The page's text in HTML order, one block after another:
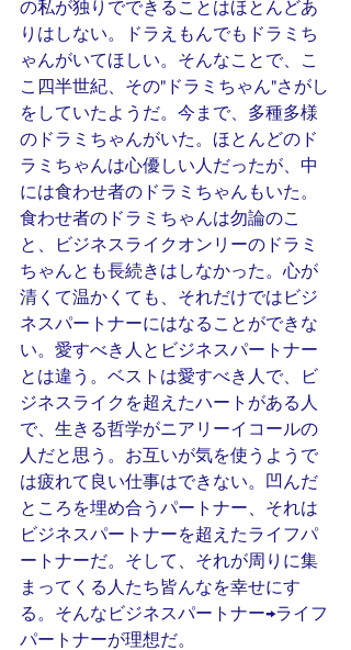
の私が独りでできることはほとんどあ
りはしない。ドラえもんでもドラミち
ゃんがいてほしい。そんなことで、こ
こ四半世紀、その"ドラミちゃん"さがし
をしていたようだ。今まで、多種多様
のドラミちゃんがいた。ほとんどのド
ラミちゃんは心優しい人だったが、中
には食わせ者のドラミちゃんもいた。
食わせ者のドラミちゃんは勿論のこ
と、ビジネスライクオンリーのドラミ
ちゃんとも長続きはしなかった。心が
清くて温かくても、それだけではビジ
ネスパートナーにはなることができな
い。愛すべき人とビジネスパートナー
とは違う。ベストは愛すべき人で、ビ
ジネスライクを超えたハートがある人
で、生きる哲学がニアリーイコールの
人だと思う。お互いが気を使うようで
は疲れて良い仕事はできない。凹んだ
ところを埋め合うパートナー、それは
ビジネスパートナーを超えたライフパ
ートナーだ。そして、それが周りに集
まってくる人たち皆んなを幸せにす
る。そんなビジネスパートナー→ライフ
パートナーが理想だ。